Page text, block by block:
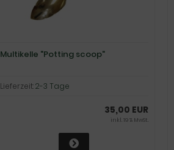
Multikelle "Potting scoop"
Lieferzeit:2-3 Tage
35,00 EUR
inkl. 19 % MwSt.